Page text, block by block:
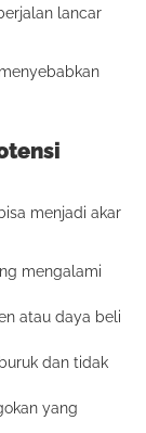
lancar
menjadi akar
mengalami
atau daya beli
dan tidak
yang